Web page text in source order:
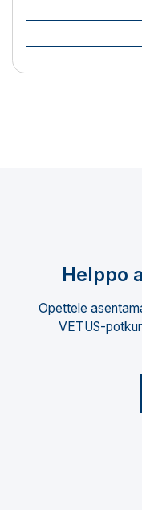
Helppo
Opettele
VETUS-